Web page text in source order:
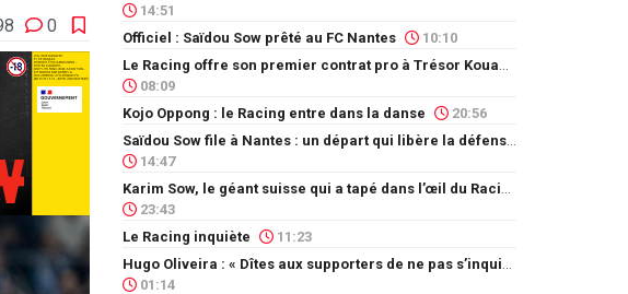
0
14:51
Officiel : Saïdou Sow prêté au FC Nantes
10:10
08:09
Kojo Oppong : le Racing entre dans la danse
20:56
14:47
23:43
Le Racing inquiète
11:23
01:14